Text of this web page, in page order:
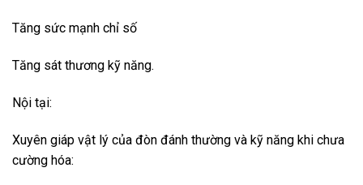
Tăng sức mạnh chỉ số
Tăng sát thương kỹ năng.
Nội tại:
Xuyên giáp vật lý của đòn đánh thường và kỹ năng khi chưa
cường hóa: